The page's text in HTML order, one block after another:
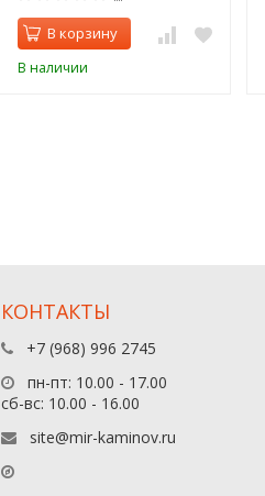
В корзину
В наличии
КОНТАКТЫ
+7 (968) 996 2745
пн-пт: 10.00 - 17.00
сб-вс: 10.00 - 16.00
site@mir-kaminov.ru